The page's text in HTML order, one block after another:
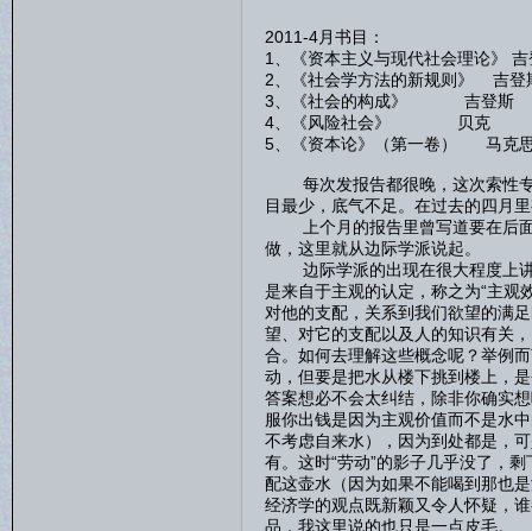
2011-4月书目：
1、《资本主义与现代社会理论》 吉
2、《社会学方法的新规则》 吉登
3、《社会的构成》 吉登斯
4、《风险社会》 贝克
5、《资本论》（第一卷） 马克
每次发报告都很晚，这次索性专
目最少，底气不足。在过去的四月
上个月的报告里曾写道要在后面
做，这里就从边际学派说起。
边际学派的出现在很大程度上讲
是来自于主观的认定，称之为“主观
对他的支配，关系到我们欲望的满
望、对它的支配以及人的知识有关
合。如何去理解这些概念呢？举例
动，但要是把水从楼下挑到楼上，
答案想必不会太纠结，除非你确实
服你出钱是因为主观价值而不是水
不考虑自来水），因为到处都是，
有。这时“劳动”的影子几乎没了，
配这壶水（因为如果不能喝到那也
经济学的观点既新颖又令人怀疑，
品，我这里说的也只是一点皮毛。